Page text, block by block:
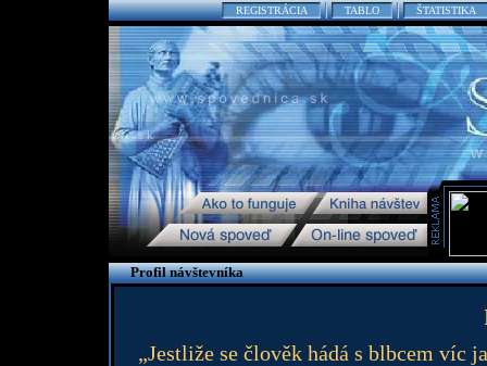
REGISTRÁCIA TABLO ŠTATISTIKA
Profil návštevníka
„Jestliže se člověk hádá s blbcem víc